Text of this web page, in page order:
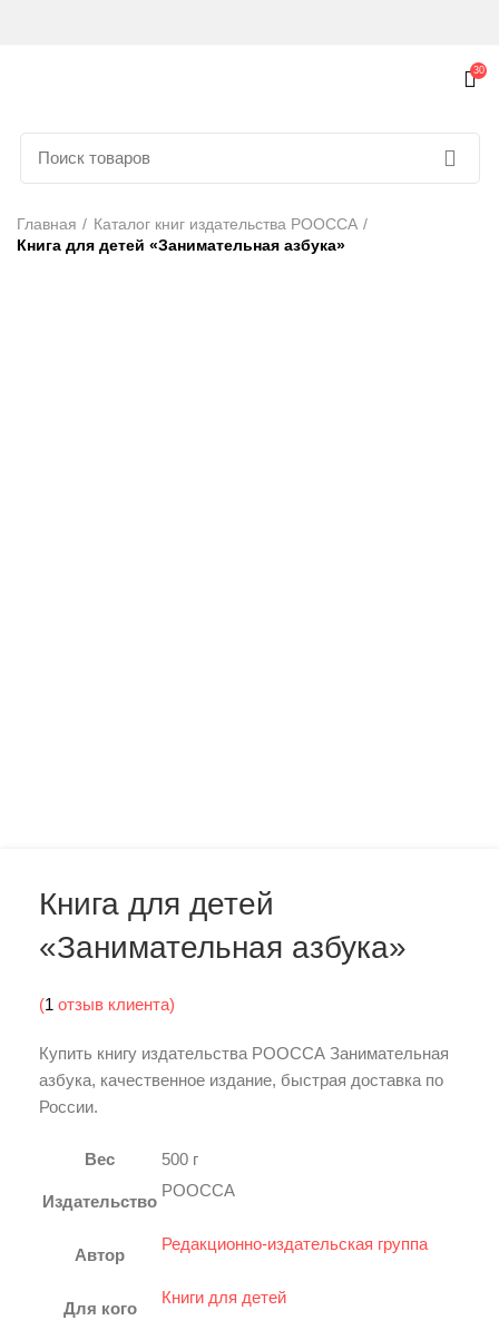
30
Главная
Каталог книг издательства РООССА
Книга для детей «Занимательная азбука»
Книга для детей
«Занимательная азбука»
(1 отзыв клиента)
Купить книгу издательства РООССА Занимательная
азбука, качественное издание, быстрая доставка по
России.
Вес 500 г
Издательство
РООССА
Автор
Редакционно-издательская группа
Для кого
Книги для детей